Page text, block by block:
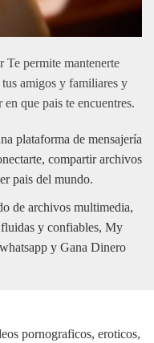
Te permite mantenerte
amigos y familiares y
que pais te encuentres.
plataforma de mensajería
compartir archivos
pais del mundo.
de archivos multimedia,
fluidas y confiables, My
y Gana Dinero
pornograficos, eroticos,